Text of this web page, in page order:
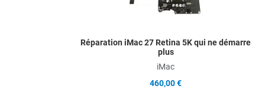
Réparation iMac 27 Retina 5K qui ne démarre
plus
iMac
460,00 €